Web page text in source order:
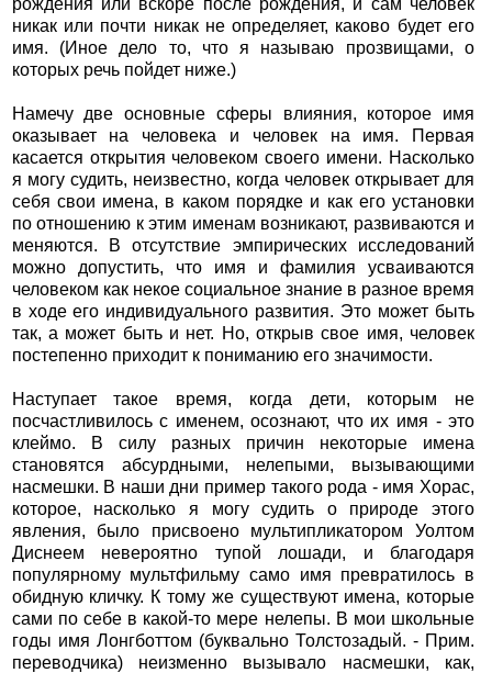
рождения или вскоре после рождения, и сам человек
никак или почти никак не определяет, каково будет его
имя. (Иное дело то, что я называю прозвищами, о
которых речь пойдет ниже.)
Намечу две основные сферы влияния, которое имя
оказывает на человека и человек на имя. Первая
касается открытия человеком своего имени. Насколько
я могу судить, неизвестно, когда человек открывает для
себя свои имена, в каком порядке и как его установки
по отношению к этим именам возникают, развиваются и
меняются. В отсутствие эмпирических исследований
можно допустить, что имя и фамилия усваиваются
человеком как некое социальное знание в разное время
в ходе его индивидуального развития. Это может быть
так, а может быть и нет. Но, открыв свое имя, человек
постепенно приходит к пониманию его значимости.
Наступает такое время, когда дети, которым не
посчастливилось с именем, осознают, что их имя - это
клеймо. В силу разных причин некоторые имена
становятся абсурдными, нелепыми, вызывающими
насмешки. В наши дни пример такого рода - имя Хорас,
которое, насколько я могу судить о природе этого
явления, было присвоено мультипликатором Уолтом
Диснеем невероятно тупой лошади, и благодаря
популярному мультфильму само имя превратилось в
обидную кличку. К тому же существуют имена, которые
сами по себе в какой-то мере нелепы. В мои школьные
годы имя Лонгботтом (буквально Толстозадый. - Прим.
переводчика) неизменно вызывало насмешки, как,